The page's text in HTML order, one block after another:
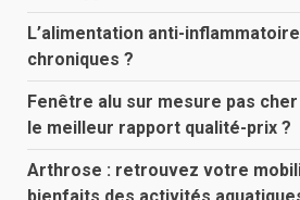
L’alimentation anti-
chroniques ?
Fenêtre alu sur mesure pas
le meilleur rapport qualité-prix ?
Arthrose : retrouvez votre